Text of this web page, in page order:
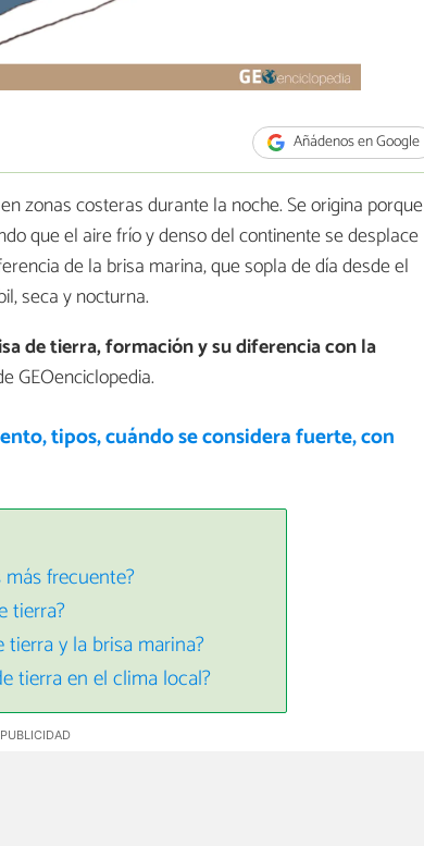
Añádenos en Google
zonas costeras durante la noche. Se origina porque
que el aire frío y denso del continente se desplace
de la brisa marina, que sopla de día desde el
seca y nocturna.
de tierra, formación y su diferencia con la
GEOenciclopedia.
tipos, cuándo se considera fuerte, con
frecuente?
tierra?
y la brisa marina?
tierra en el clima local?